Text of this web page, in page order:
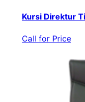
Kursi Direktur
Call for Price